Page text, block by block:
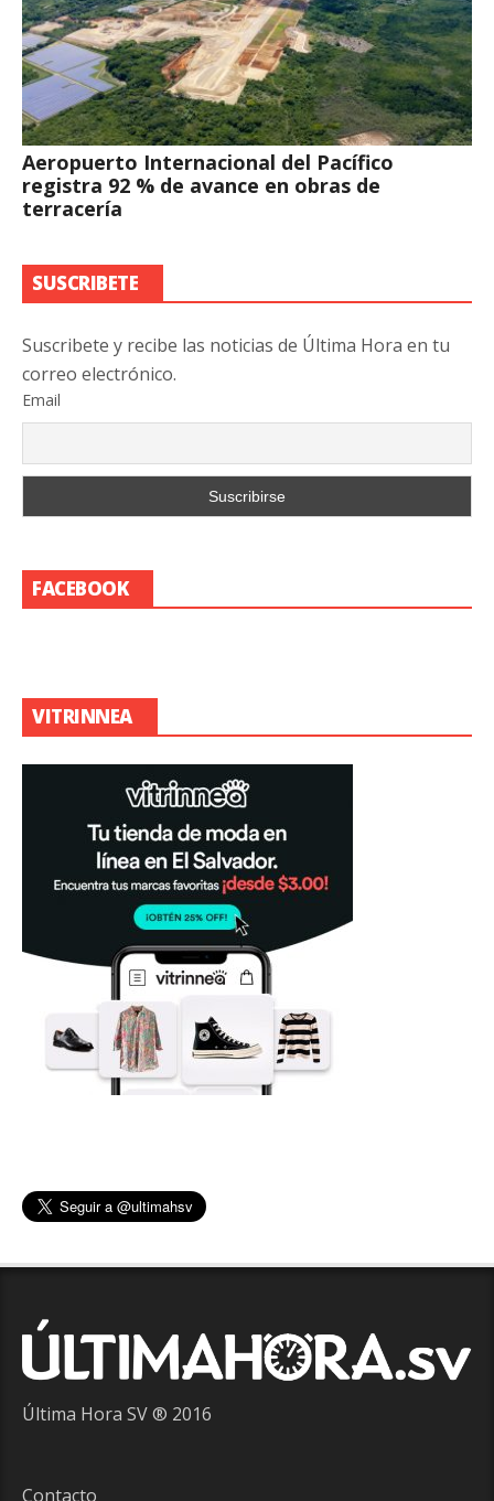
Aeropuerto Internacional del Pacífico
registra 92 % de avance en obras de
terracería
SUSCRIBETE
Suscribete y recibe las noticias de Última Hora en tu
correo electrónico.
Email
FACEBOOK
VITRINNEA
Última Hora SV ® 2016
Contacto